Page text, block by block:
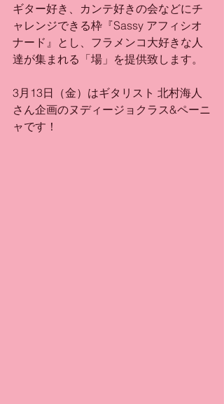
ギター好き、カンテ好きの会などにチ
ャレンジできる枠『Sassy アフィシオ
ナード』とし、フラメンコ大好きな人
達が集まれる「場」を提供致します。
3月13日（金）はギタリスト 北村海人
さん企画のヌディージョクラス&ペーニ
ャです！